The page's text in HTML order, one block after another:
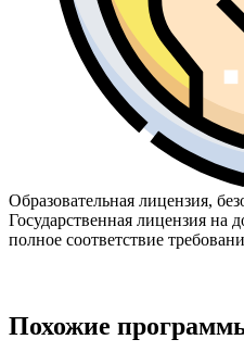
Образовательная лицензия,
Государственная лицензия на
полное соответствие
Похожие